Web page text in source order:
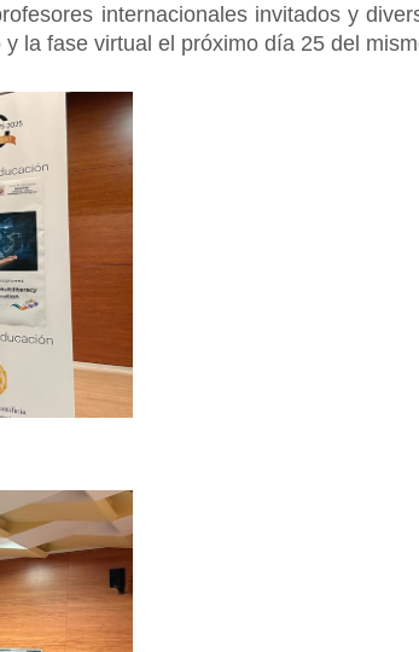
internacionales invitados y
la fase virtual el próximo día 25 del